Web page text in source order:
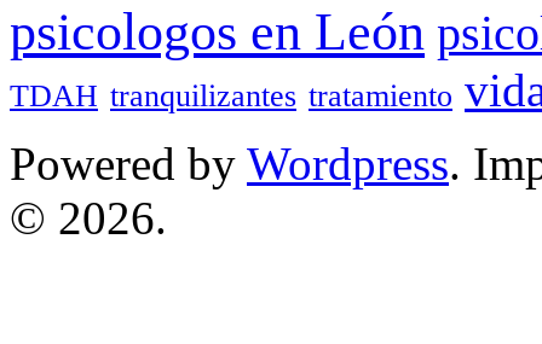
psicologos en León
TDAH tranquilizantes tratamiento
Powered by Wordpress.
© 2026.